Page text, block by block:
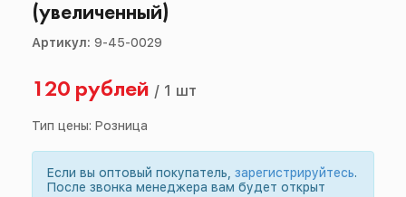
(увеличенный)
Артикул: 9-45-0029
120 рублей / 1 шт
Тип цены: Розница
Если вы оптовый покупатель, зарегистрируйтесь.
После звонка менеджера вам будет открыт